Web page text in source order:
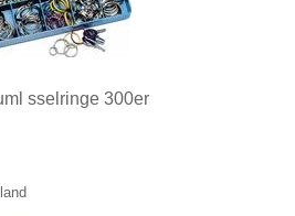
sselringe 300er